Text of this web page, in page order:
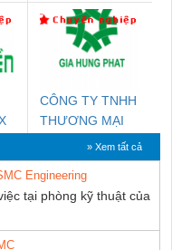
CÔNG TY TNHH
THƯƠNG MẠI
DỊCH VỤ KỸ
THUẬT ĐIỆN CƠ
GIA HƯNG
PHÁT
» Xem tất cả
Engineering
tại phòng kỹ thuật của